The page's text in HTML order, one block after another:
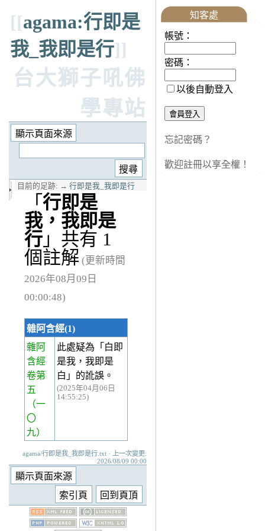
[[agama:行即是
我_我即是行]]
台大獅子吼佛
學專站
目前的足跡: → 行即是我_我即是行
「 行即是
我，我即是
行 」共有 1
個註解 (更新時間
2026年08月09日
00:00:48)
雜阿含經(1)
雜阿
含經
卷第
五
（一
〇
九）
此處疑為「白即
是我，我即是
白」的訛誤。
(2025年04月06日
14:55:25)
agama/行即是我_我即是行.txt · 上一次變更:
2026/08/09 00:00
知客處
帳號：
密碼：
以後自動登入
忘記密碼？
歡迎註冊以享全權！